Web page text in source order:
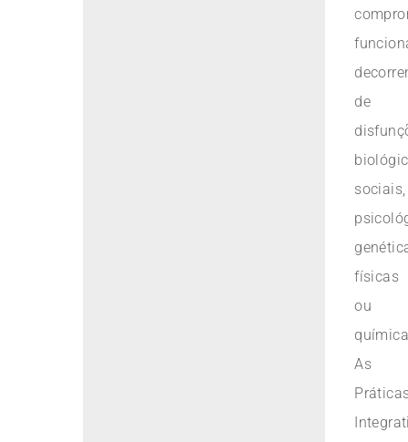
de
sociais,
físicas
ou
As